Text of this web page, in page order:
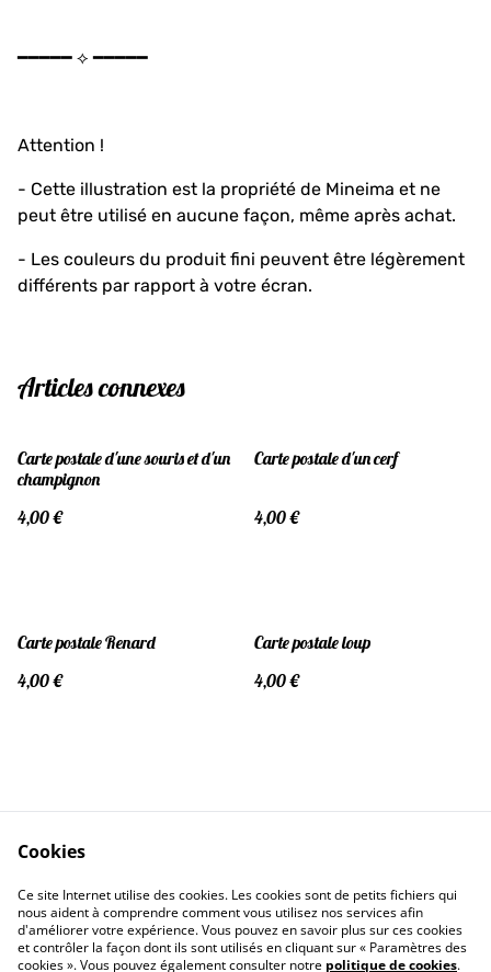
━━━━━ ⟡ ━━━━━
Attention !
- Cette illustration est la propriété de Mineima et ne
peut être utilisé en aucune façon, même après achat.
- Les couleurs du produit fini peuvent être légèrement
différents par rapport à votre écran.
Articles connexes
Carte postale d'une souris et d'un
champignon
4,00 €
Carte postale d'un cerf
4,00 €
Carte postale Renard
4,00 €
Carte postale loup
4,00 €
Contactez-moi
Conditions
Politique de confidentialité
Politique de cookies
Cookies
Ce site Internet utilise des cookies. Les cookies sont de petits fichiers qui
nous aident à comprendre comment vous utilisez nos services afin
d'améliorer votre expérience. Vous pouvez en savoir plus sur ces cookies
et contrôler la façon dont ils sont utilisés en cliquant sur « Paramètres des
cookies ». Vous pouvez également consulter notre politique de cookies.